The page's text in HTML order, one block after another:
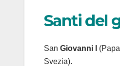
Santi del
San Giovanni I
Svezia).